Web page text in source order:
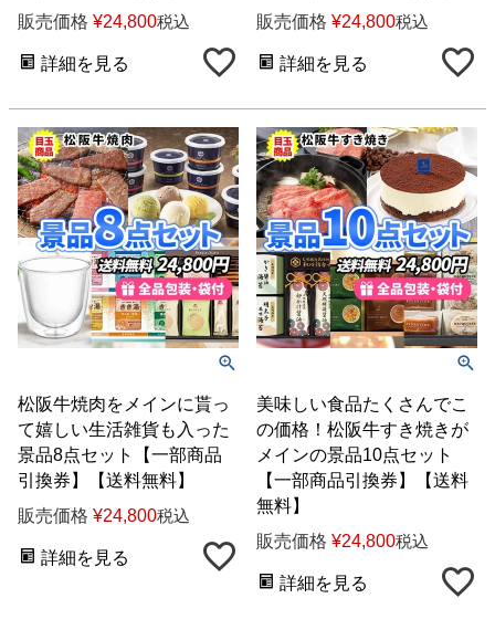
販売価格 ¥24,800税込
詳細を見る
販売価格 ¥24,800税込
詳細を見る
松阪牛焼肉をメインに貰っ
て嬉しい生活雑貨も入った
景品8点セット【一部商品
引換券】【送料無料】
販売価格 ¥24,800税込
詳細を見る
美味しい食品たくさんでこ
の価格！松阪牛すき焼きが
メインの景品10点セット
【一部商品引換券】【送料
無料】
販売価格 ¥24,800税込
詳細を見る